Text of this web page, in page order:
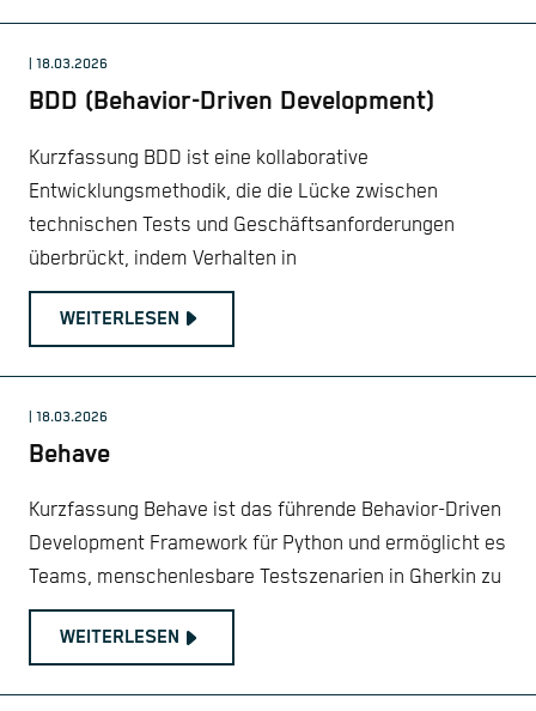
| 18.03.2026
BDD (Behavior-Driven Development)
Kurzfassung BDD ist eine kollaborative
Entwicklungsmethodik, die die Lücke zwischen
technischen Tests und Geschäftsanforderungen
überbrückt, indem Verhalten in
WEITERLESEN
| 18.03.2026
Behave
Kurzfassung Behave ist das führende Behavior-Driven
Development Framework für Python und ermöglicht es
Teams, menschenlesbare Testszenarien in Gherkin zu
WEITERLESEN